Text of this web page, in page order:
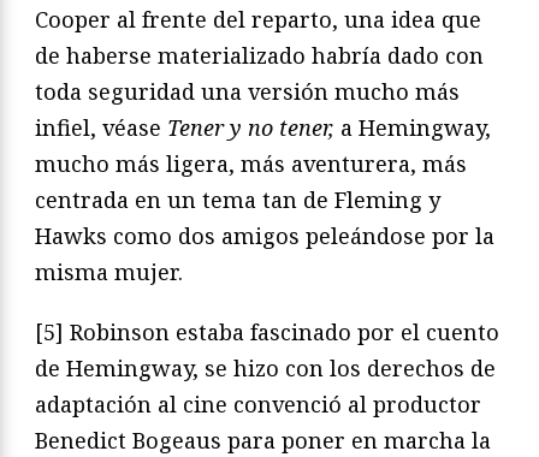
Cooper al frente del reparto, una idea que
de haberse materializado habría dado con
toda seguridad una versión mucho más
infiel, véase Tener y no tener, a Hemingway,
mucho más ligera, más aventurera, más
centrada en un tema tan de Fleming y
Hawks como dos amigos peleándose por la
misma mujer.
[5] Robinson estaba fascinado por el cuento
de Hemingway, se hizo con los derechos de
adaptación al cine convenció al productor
Benedict Bogeaus para poner en marcha la